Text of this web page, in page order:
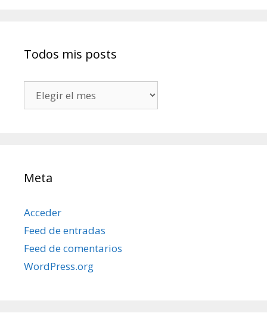
Todos mis posts
mis
Meta
Acceder
Feed de entradas
Feed de comentarios
WordPress.org